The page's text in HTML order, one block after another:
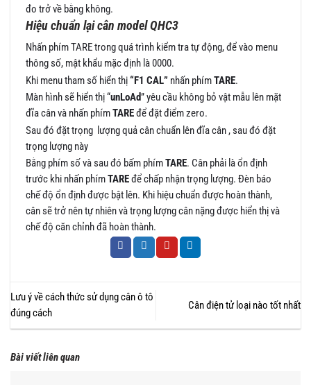
đo trở về bằng không.
Hiệu chuẩn lại cân model QHC3
Nhấn phím TARE trong quá trình kiểm tra tự động, để vào menu
thông số, mật khẩu mặc định là 0000.
Khi menu tham số hiển thị“F1 CAL” nhấn phímTARE.
Màn hình sẽ hiển thị “unLoAd” yêu cầu không bỏ vật mẫu lên mặt
đĩa cân và nhấn phímTAREđể đặt điểm zero.
Sau đó đặt trọng lượng quả cân chuẩn lên đĩa cân , sau đó đặt
trọng lượng này
Bằng phím số và sau đó bấm phímTARE. Cân phải là ổn định
trước khi nhấn phímTAREđể chấp nhận trọng lượng. Đèn báo
chế độ ổn định được bật lên. Khi hiệu chuẩn được hoàn thành,
cân sẽ trở nên tự nhiên và trọng lượng cân nặng được hiển thị và
chế độ căn chỉnh đã hoàn thành.
Lưu ý về cách thức sử dụng cân ô tô
đúng cách
Cân điện tử loại nào tốt nhất
Bài viết liên quan